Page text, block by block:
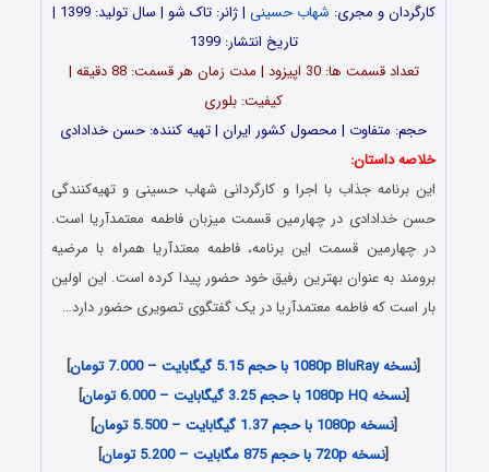
کارگردان و مجری: شهاب حسینی
| ژانر: تاک شو | سال تولید: 1399 |
تاریخ انتشار: 1399
تعداد قسمت ها: 30 اپیزود | مدت زمان هر قسمت: 88 دقیقه |
کیفیت: بلوری
حجم: متفاوت | محصول کشور ایران | تهیه کننده: حسن خدادادی
خلاصه داستان:
این برنامه جذاب با اجرا و کارگردانی شهاب حسینی و تهیه‌کنندگی
حسن خدادادی در چهارمین قسمت میزبان فاطمه معتمدآریا است.
در چهارمین قسمت این برنامه، فاطمه معتدآریا همراه با مرضیه
برومند به عنوان بهترین رفیق خود حضور پیدا کرده است. این اولین
بار است که فاطمه معتمدآریا در یک گفتگوى تصویرى حضور دارد…
[نسخه 1080p BluRay با حجم 5.15 گیگابایت – 7.000 تومان
]
[نسخه 1080p HQ با حجم 3.25 گیگابایت – 6.000 تومان
]
[نسخه 1080p با حجم 1.37 گیگابایت – 5.500 تومان
]
[نسخه 720p با حجم 875 مگابایت – 5.200 تومان
]